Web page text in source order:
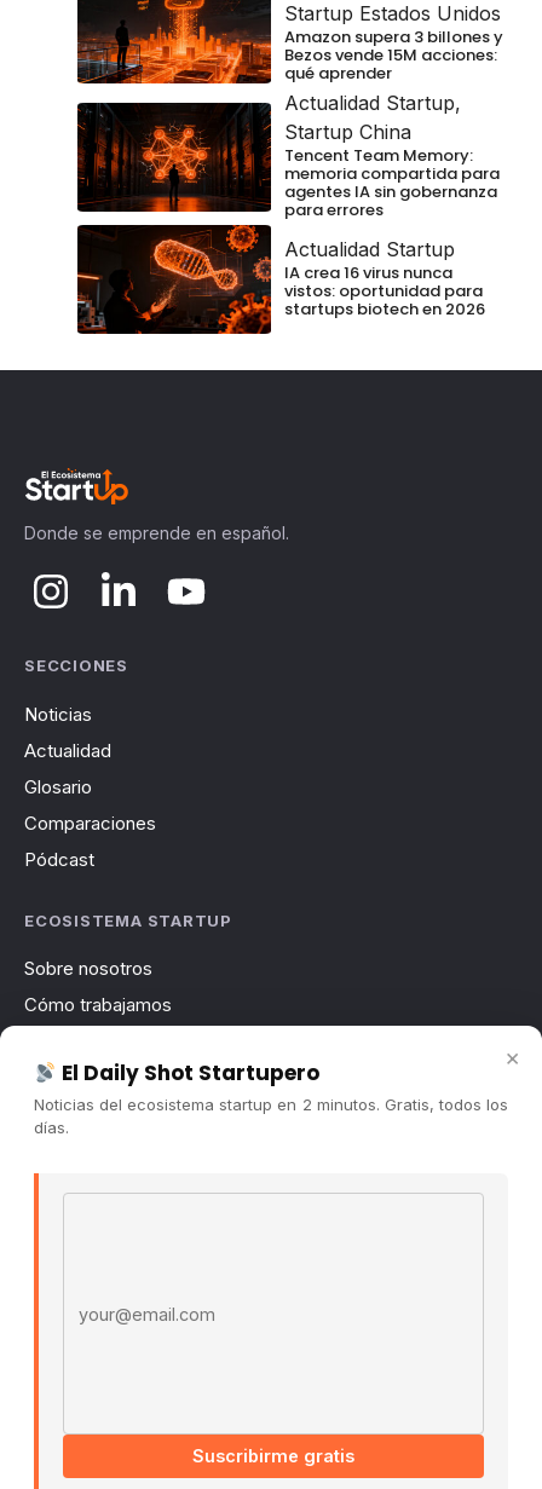
Startup Estados Unidos
Amazon supera 3 billones y
Bezos vende 15M acciones:
qué aprender
Actualidad Startup,
Startup China
Tencent Team Memory:
memoria compartida para
agentes IA sin gobernanza
para errores
Actualidad Startup
IA crea 16 virus nunca
vistos: oportunidad para
startups biotech en 2026
Donde se emprende en español.
SECCIONES
Noticias
Actualidad
Glosario
Comparaciones
Pódcast
ECOSISTEMA STARTUP
Sobre nosotros
Cómo trabajamos
Contacto
Publicidad
Es La Hora de Aprender ↗
Políticas De Privacidad · Términos De Uso
×
El Daily Shot Startupero
Noticias del ecosistema startup en 2 minutos. Gratis, todos los
días.
Suscribirme gratis